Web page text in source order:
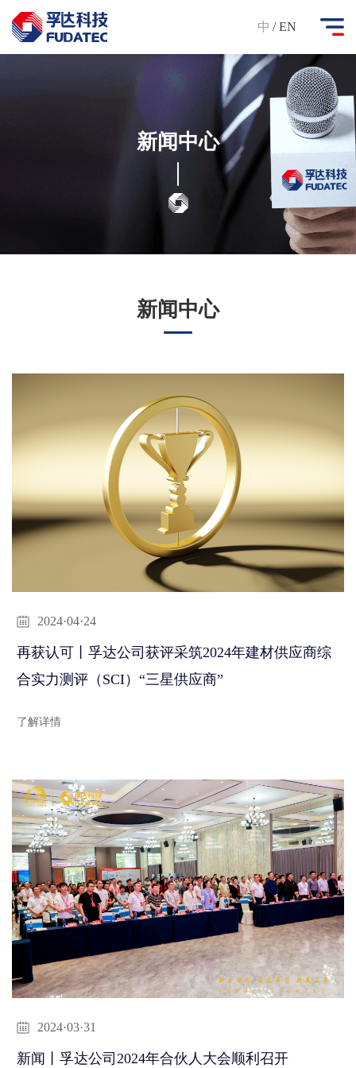
中 / EN
新闻中心
新闻中心
2024·04·24
再获认可丨孚达公司获评采筑2024年建材供应商综
合实力测评（SCI）“三星供应商”
了解详情
2024·03·31
新闻丨孚达公司2024年合伙人大会顺利召开